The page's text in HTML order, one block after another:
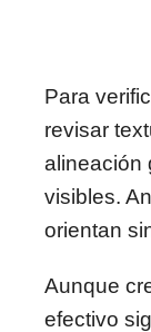
Para
revisar
alineación
visibles.
orientan
Aunque
efectivo